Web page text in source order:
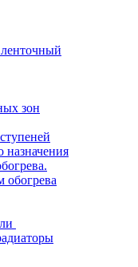
зон
назначения
обогрева